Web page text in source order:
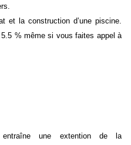
et la construction d’une piscine.
% même si vous faites appel à
entraîne une extention de la